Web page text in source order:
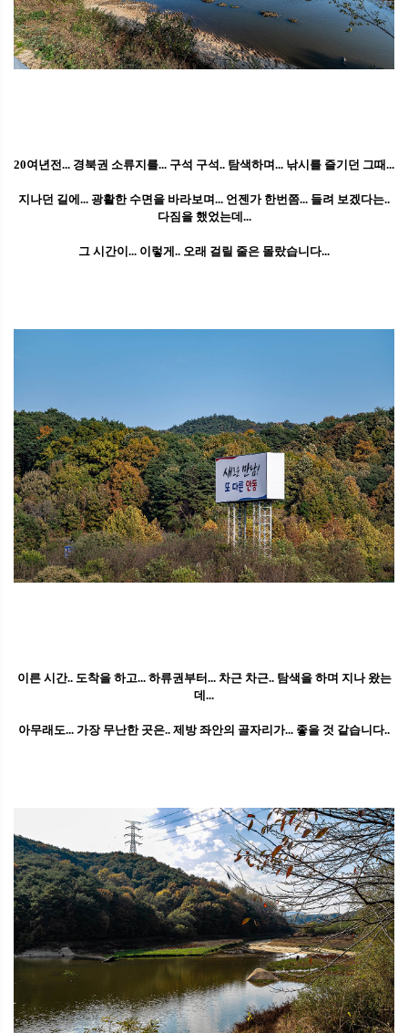
20여년전... 경북권 소류지를... 구석 구석.. 탐색하며... 낚시를 즐기던 그때...
지나던 길에... 광활한 수면을 바라보며... 언젠가 한번쯤... 들려 보겠다는..
다짐을 했었는데...
그 시간이... 이렇게.. 오래 걸릴 줄은 몰랐습니다...
이른 시간.. 도착을 하고... 하류권부터... 차근 차근.. 탐색을 하며 지나 왔는
데...
아무래도... 가장 무난한 곳은.. 제방 좌안의 골자리가... 좋을 것 같습니다..